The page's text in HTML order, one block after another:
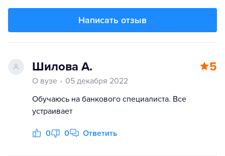
Написать отзыв
Шилова А. 5
О вузе
05 декабря 2022
Обучаюсь на банкового специалиста. Все
устраивает
0 0 Ответить